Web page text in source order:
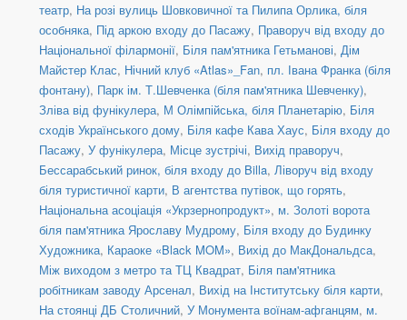
театр, На розі вулиць Шовковичної та Пилипа Орлика, біля
особняка, Під аркою входу до Пасажу, Праворуч від входу до
Національної філармонії, Біля пам'ятника Гетьманові, Дім
Майстер Клас, Нічний клуб «Atlas»_Fan, пл. Івана Франка (біля
фонтану), Парк ім. Т.Шевченка (біля пам'ятника Шевченку),
Зліва від фунікулера, М Олімпійська, біля Планетарію, Біля
сходів Українського дому, Біля кафе Кава Хаус, Біля входу до
Пасажу, У фунікулера, Місце зустрічі, Вихід праворуч,
Бессарабський ринок, біля входу до Billa, Ліворуч від входу
біля туристичної карти, В агентства путівок, що горять,
Національна асоціація «Укрзернопродукт», м. Золоті ворота
біля пам'ятника Ярославу Мудрому, Біля входу до Будинку
Художника, Караоке «Black MOM», Вихід до МакДональдса,
Між виходом з метро та ТЦ Квадрат, Біля пам'ятника
робітникам заводу Арсенал, Вихід на Інститутську біля карти,
На стоянці ДБ Столичний, У Монумента воїнам-афганцям, м.